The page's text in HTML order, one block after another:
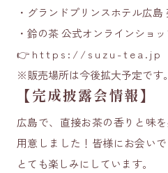
・グランドプリンスホテル広島
・鈴の茶 公式オンラインショッ
👉 https://suzu-tea.jp
※販売場所は今後拡大予定です。
【完成披露会情報】
広島で、直接お茶の香りと味
用意しました！皆様にお会い
とても楽しみにしています。